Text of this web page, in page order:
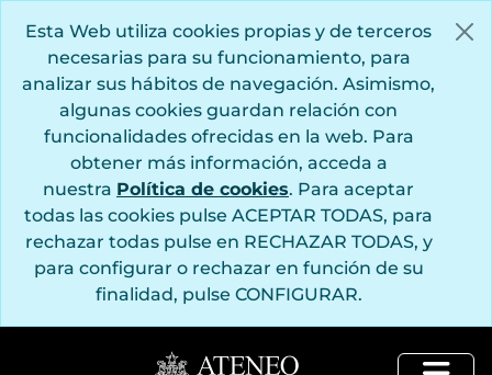
Esta Web utiliza cookies propias y de terceros
necesarias para su funcionamiento, para
analizar sus hábitos de navegación. Asimismo,
algunas cookies guardan relación con
funcionalidades ofrecidas en la web. Para
obtener más información, acceda a
nuestra Política de cookies. Para aceptar
todas las cookies pulse ACEPTAR TODAS, para
rechazar todas pulse en RECHAZAR TODAS, y
para configurar o rechazar en función de su
finalidad, pulse CONFIGURAR.